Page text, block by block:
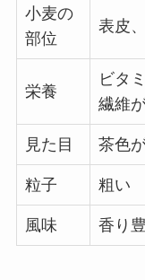
小麦の
部位
表皮
栄養
ビタ
繊維
見た目 茶色
粒子 粗い
風味 香り